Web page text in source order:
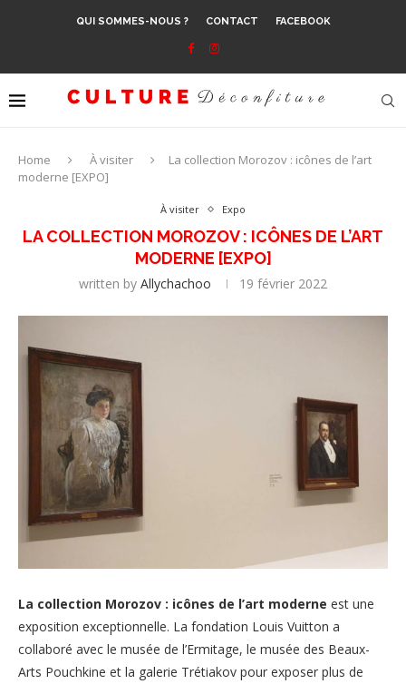
QUI SOMMES-NOUS ? CONTACT FACEBOOK
Home À visiter
La collection Morozov : icônes de l’art
moderne [EXPO]
À visiter Expo
LA COLLECTION MOROZOV : ICÔNES DE L’ART
MODERNE [EXPO]
written by Allychachoo 19 février 2022
La collection Morozov : icônes de l’art moderne est une
exposition exceptionnelle. La fondation Louis Vuitton a
collaboré avec le musée de l’Ermitage, le musée des Beaux-
Arts Pouchkine et la galerie Trétiakov pour exposer plus de